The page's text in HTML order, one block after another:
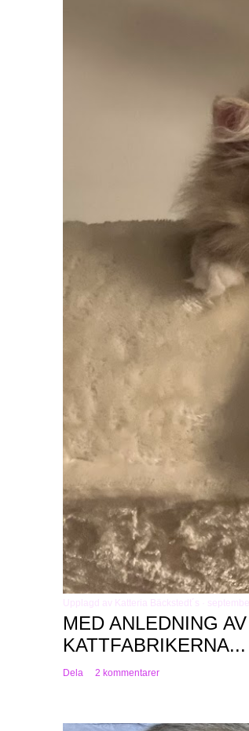
Upplagd av Katteria Bäckstedt´s
MED ANLEDNING
KATTFABRIKERNA...
Dela 2 kommentarer